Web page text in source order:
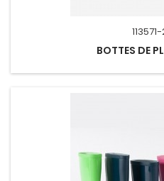
BOTTES DE